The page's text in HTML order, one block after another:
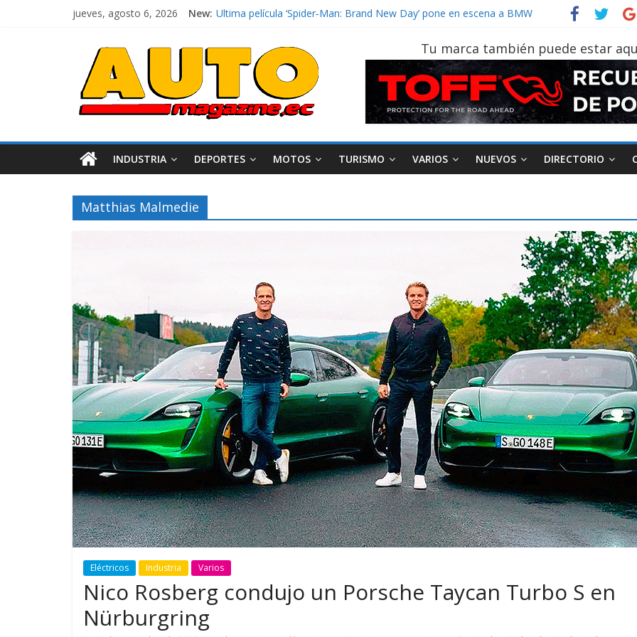
jueves, agosto 6, 2026 New: Ultima película ‘Spider‑Man: Brand New Day’ pone en escena a BMW
La Vuelta al Ecuador 2026, edición 47ª, recorre 7 provincias en 8 días
La FEDAK recibe 12 Sinotruk Bolden para cubrir las rutas de La Vuelta
El costo de tener un vehículo gana protagonismo a la hora de decidir
Tu marca también puede estar
INDUSTRIA DEPORTES MOTOS TURISMO VARIOS NUEVOS DIRECTORIO
Matthias Malmedie
Eléctricos Industria Varios
Nico Rosberg condujo un Porsche Taycan Turbo S en
Nürburgring
Movilidad Varios
GM reafirma su
compromiso con movilidad
más segura y conectada
Movilidad
¿Qué puede pasar con tu
vehículo si permanece
varios días sin usar?
Industria Motociclismo
Movilidad
Campaña busca cambiar
destino de los
en la región